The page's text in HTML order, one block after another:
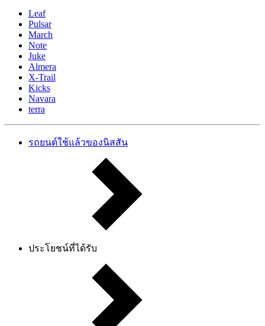
Leaf
Pulsar
March
Note
Juke
Almera
X-Trail
Kicks
Navara
terra
รถยนต์ใช้แล้วของนิสสัน
ประโยชน์ที่ได้รับ